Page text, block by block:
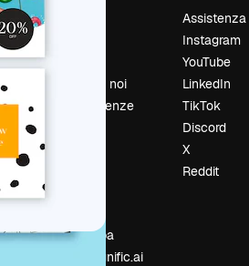
Prezzi
Recensioni
Lavora con noi
Cerca tendenze
Eventi
Vendi i tuoi
Sala stampa
Cerchi magnific.ai
Instagram
YouTube
LinkedIn
TikTok
Discord
X
Reddit